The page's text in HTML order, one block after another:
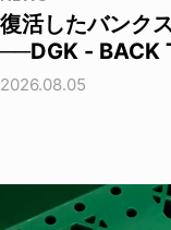
復活したバンク
──DGK - BACK
2026.08.05